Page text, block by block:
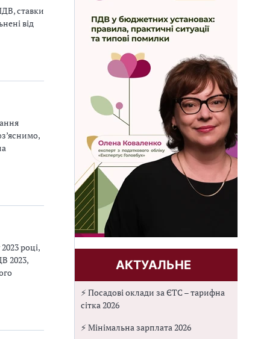
ставки
від
році,
2023,
АКТУАЛЬНЕ
⚡ Посадові оклади за ЄТС – тарифна
сітка 2026
⚡ Мінімальна зарплата 2026